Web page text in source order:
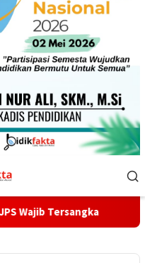
Potret